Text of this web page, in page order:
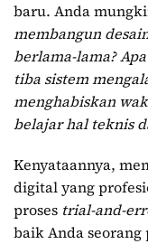
baru. Anda
membangun
berlama-lama?
tiba sistem
menghabiskan
belajar hal teknis
Kenyataannya,
digital yang
proses trial-and-
baik Anda